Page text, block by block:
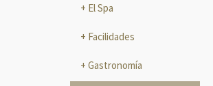
El Spa
Facilidades
Gastronomía